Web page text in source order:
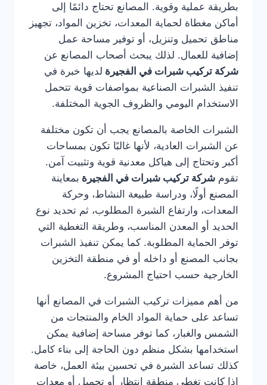
بطريقة عملية وقوية. المصانع تحتاج دائمًا إلى
أماكن مغطاة لحماية المعدات، تخزين المواد، تجهيز
مناطق تحميل وتنزيل، أو توفير مساحة عمل
إضافية للعمال. لذلك يبحث أصحاب المصانع عن
شركة تركيب شبرات في الفجيرة لديها خبرة في
تنفيذ الشبرات الصناعية بمواصفات قوية تتحمل
الاستخدام اليومي والظروف الجوية المختلفة.
الشبرات الخاصة بالمصانع يجب أن تكون مختلفة
عن الشبرات العادية، لأنها غالبًا تكون بمساحات
أكبر وتحتاج إلى هياكل معدنية قوية وتثبيت آمن.
تقوم شركة تركيب شبرات في الفجيرة بمعاينة
المصنع أولًا، ودراسة طبيعة النشاط، وحركة
المعدات، وارتفاع الشبرة المطلوب، ثم تحديد نوع
الحديد أو المعدن المناسب، وطريقة التغطية التي
توفر الحماية المطلوبة. كما يمكن تنفيذ الشبرات
بجانب المصنع أو داخله أو في منطقة التخزين
الخارجية حسب احتياج المشروع.
من أهم مميزات تركيب الشبرات في المصانع أنها
تساعد على حماية المواد الخام والمنتجات من
الشمس والغبار، كما توفر مساحة إضافية يمكن
استخدامها بشكل منظم دون الحاجة إلى بناء كامل.
كذلك تساعد الشبرة في تحسين بيئة العمل، خاصة
إذا كانت تغطي منطقة انتظار أو تحميل أو معدات